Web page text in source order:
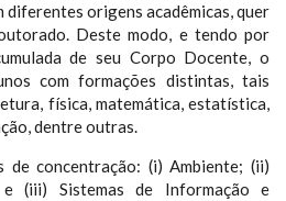
origens acadêmicas, quer
Deste modo, e tendo por
de seu Corpo Docente, o
com formações distintas, tais
física, matemática, estatística,
dentre outras.
concentração: (i) Ambiente; (ii)
(iii) Sistemas de Informação e